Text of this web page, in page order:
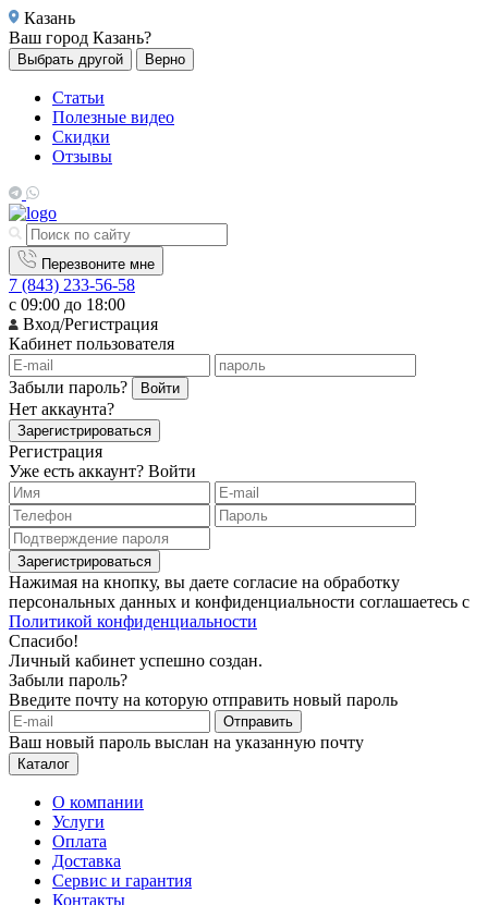
Казань
Ваш город Казань?
Выбрать другой Верно
Статьи
Полезные видео
Скидки
Отзывы
Перезвоните мне
7 (843) 233-56-58
с 09:00 до 18:00
Вход/Регистрация
Кабинет пользователя
Забыли пароль? Войти
Нет аккаунта?
Зарегистрироваться
Регистрация
Уже есть аккаунт? Войти
Зарегистрироваться
Нажимая на кнопку, вы даете согласие на обработку
персональных данных и конфиденциальности соглашаетесь с
Политикой конфиденциальности
Спасибо!
Личный кабинет успешно создан.
Забыли пароль?
Введите почту на которую отправить новый пароль
Отправить
Ваш новый пароль выслан на указанную почту
Каталог
О компании
Услуги
Оплата
Доставка
Сервис и гарантия
Контакты